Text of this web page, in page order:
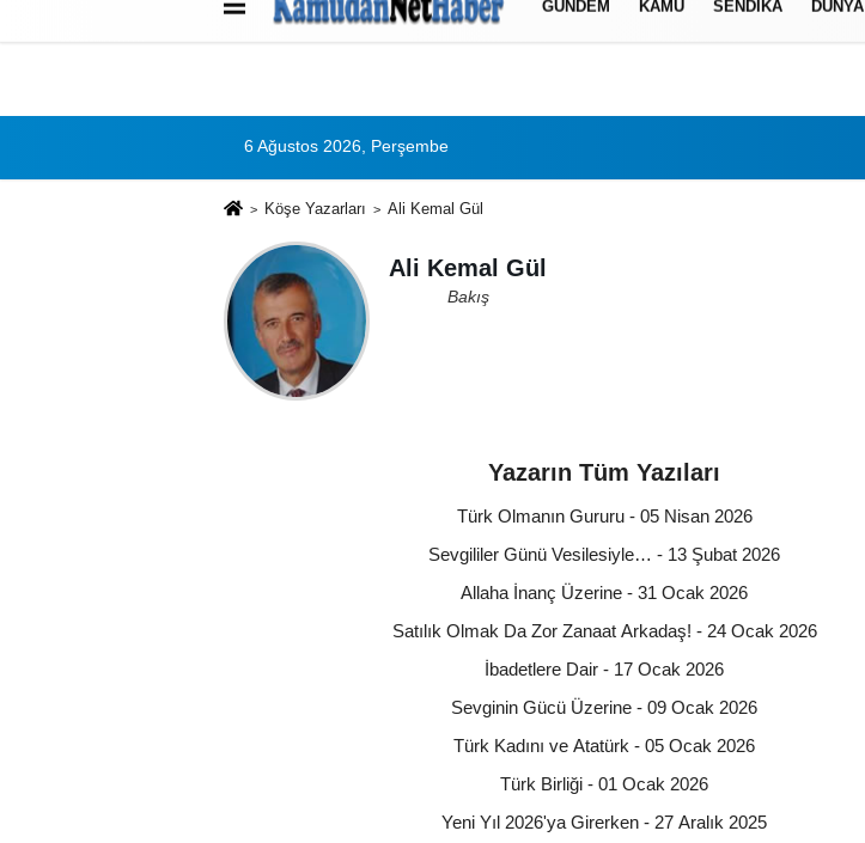
Künye İletişim Çerez Politikası
GÜNDEM KAMU SENDİKA DÜNYA
6 Ağustos 2026, Perşembe
Köşe Yazarları Ali Kemal Gül
Ali Kemal Gül
Bakış
Yazarın Tüm Yazıları
Türk Olmanın Gururu - 05 Nisan 2026
Sevgililer Günü Vesilesiyle… - 13 Şubat 2026
Allaha İnanç Üzerine - 31 Ocak 2026
Satılık Olmak Da Zor Zanaat Arkadaş! - 24 Ocak 2026
İbadetlere Dair - 17 Ocak 2026
Sevginin Gücü Üzerine - 09 Ocak 2026
Türk Kadını ve Atatürk - 05 Ocak 2026
Türk Birliği - 01 Ocak 2026
Yeni Yıl 2026'ya Girerken - 27 Aralık 2025